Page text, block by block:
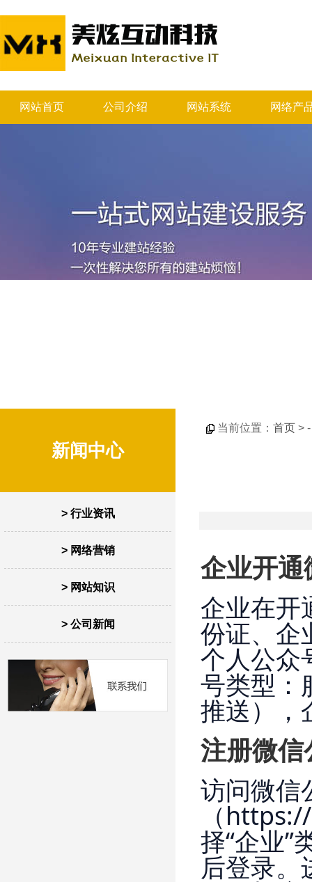
网站首页 公司介绍 网站系统 网络产
新闻中心
> 行业资讯
> 网络营销
> 网站知识
> 公司新闻
当前位置： 首页 >
企业开
企业在开
份证、企
个人公众
号类型：
推送），
注册微
访问微信
（
择“企业”
后登录。